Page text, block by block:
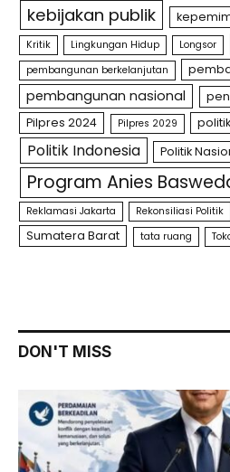
kebijakan publik
Kritik Lingkungan Hidup Longsor
pembangunan berkelanjutan
pembangunan nasional
Pilpres 2024
Pilpres 2029
Politik Indonesia Politik
Program Anies
Reklamasi Jakarta
Rekonsiliasi Politik
Sumatera Barat tata ruang
DON'T MISS